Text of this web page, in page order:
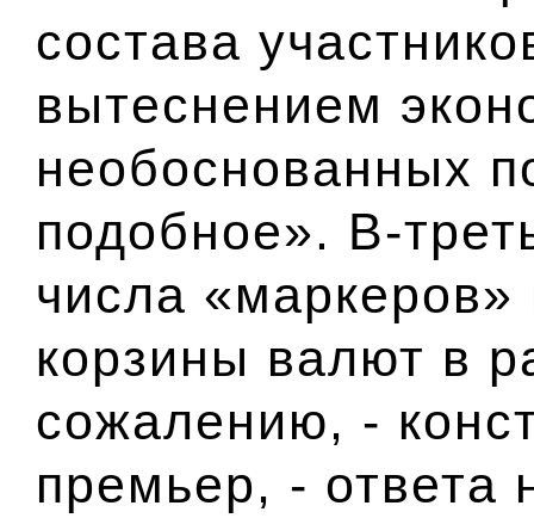
состава
вытеснением
необоснованных
подобное». В-
числа
корзины валют в
сожалению, -
премьер, - ответа